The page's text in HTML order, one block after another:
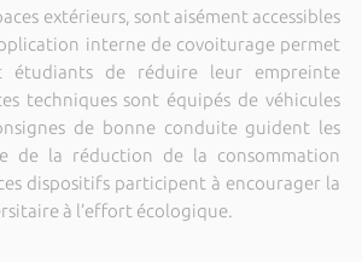
extérieurs, sont aisément accessibles
interne de covoiturage permet
étudiants de réduire leur empreinte
techniques sont équipés de véhicules
de bonne conduite guident les
de la réduction de la consommation
dispositifs participent à encourager la
à l’effort écologique.